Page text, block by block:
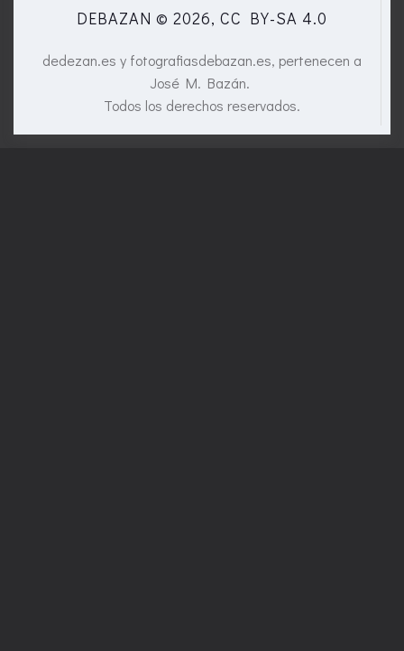
DEBAZAN © 2026, CC BY-SA 4.0
dedezan.es y fotografiasdebazan.es, pertenecen a
José M. Bazán.
Todos los derechos reservados.